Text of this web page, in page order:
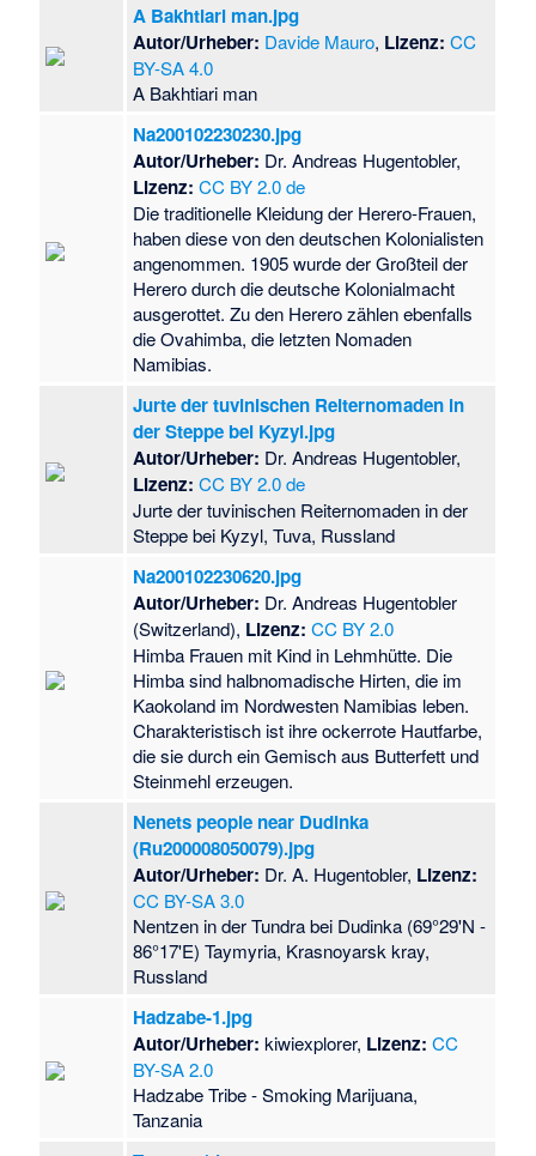
A Bakhtiari man.jpg
Autor/Urheber: Davide Mauro, Lizenz: CC
BY-SA 4.0
A Bakhtiari man
Na200102230230.jpg
Autor/Urheber: Dr. Andreas Hugentobler,
Lizenz: CC BY 2.0 de
Die traditionelle Kleidung der Herero-Frauen,
haben diese von den deutschen Kolonialisten
angenommen. 1905 wurde der Großteil der
Herero durch die deutsche Kolonialmacht
ausgerottet. Zu den Herero zählen ebenfalls
die Ovahimba, die letzten Nomaden
Namibias.
Jurte der tuvinischen Reiternomaden in
der Steppe bei Kyzyl.jpg
Autor/Urheber: Dr. Andreas Hugentobler,
Lizenz: CC BY 2.0 de
Jurte der tuvinischen Reiternomaden in der
Steppe bei Kyzyl, Tuva, Russland
Na200102230620.jpg
Autor/Urheber: Dr. Andreas Hugentobler
(Switzerland), Lizenz: CC BY 2.0
Himba Frauen mit Kind in Lehmhütte. Die
Himba sind halbnomadische Hirten, die im
Kaokoland im Nordwesten Namibias leben.
Charakteristisch ist ihre ockerrote Hautfarbe,
die sie durch ein Gemisch aus Butterfett und
Steinmehl erzeugen.
Nenets people near Dudinka
(Ru200008050079).jpg
Autor/Urheber: Dr. A. Hugentobler, Lizenz:
CC BY-SA 3.0
Nentzen in der Tundra bei Dudinka (69°29'N -
86°17'E) Taymyria, Krasnoyarsk kray,
Russland
Hadzabe-1.jpg
Autor/Urheber: kiwiexplorer, Lizenz: CC
BY-SA 2.0
Hadzabe Tribe - Smoking Marijuana,
Tanzania